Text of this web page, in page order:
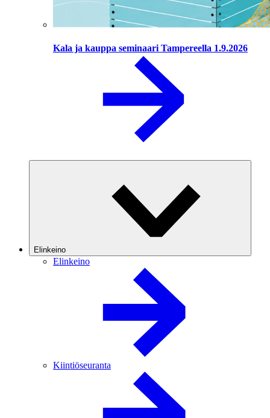
Kala ja kauppa seminaari Tampereella 1.9.2026
Elinkeino
Elinkeino
Kiintiöseuranta